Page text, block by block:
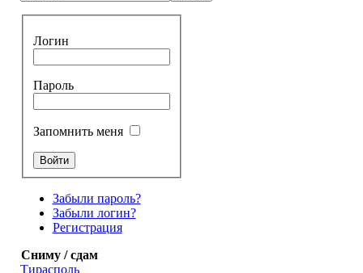
Логин
Пароль
Запомнить меня
Забыли пароль?
Забыли логин?
Регистрация
Сниму / сдам
Тирасполь